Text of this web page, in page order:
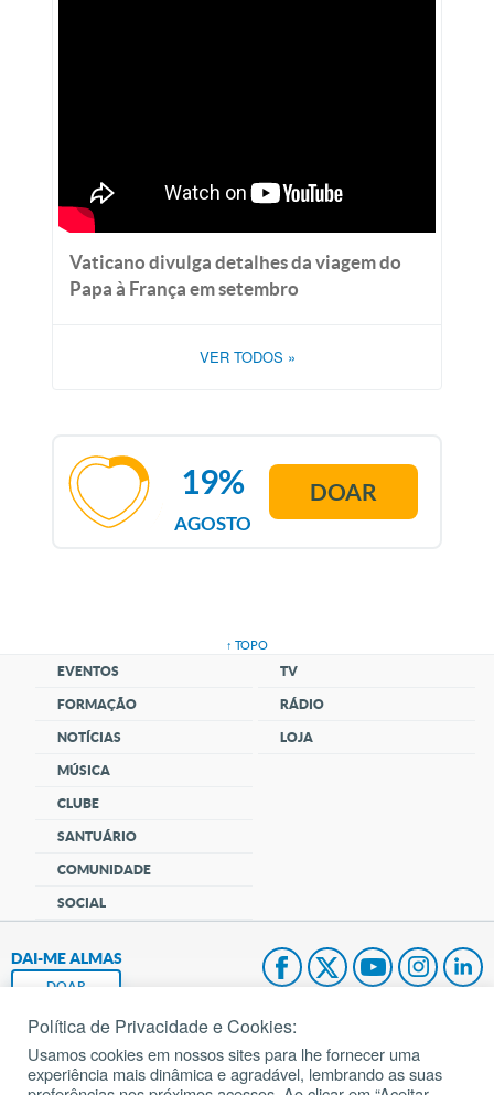
Vaticano divulga detalhes da viagem do
Papa à França em setembro
VER TODOS »
AGOSTO
19% DOAR
↑ TOPO
EVENTOS
FORMAÇÃO
NOTÍCIAS
MÚSICA
CLUBE
SANTUÁRIO
COMUNIDADE
SOCIAL
TV
RÁDIO
LOJA
DAI-ME ALMAS
DOAR
Fundação João Paulo II
Pedido de Oração
Política de Privacidade e Cookies:
Usamos cookies em nossos sites para lhe fornecer uma
experiência mais dinâmica e agradável, lembrando as suas